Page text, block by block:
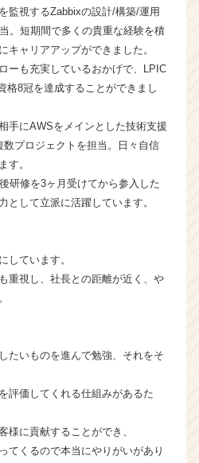
監視するZabbixの設計/構築/運用
。短期間で多くの貴重な経験を積
キャリアアップができました。
ーも充実しているおかげで、LPIC
格8冠を達成することができまし
手にAWSをメインとした技術支援
プロジェクトを担当。日々自信
す。
研修を3ヶ月受けてから参入した
として立派に活躍しています。
しています。
重視し、社長との距離が近く、や
たいものを進んで勉強、それをそ
評価してくれる仕組みがあるた
様に貢献することができ、
てくるので本当にやりがいがあり